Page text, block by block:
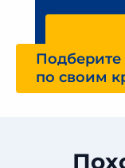
по своим